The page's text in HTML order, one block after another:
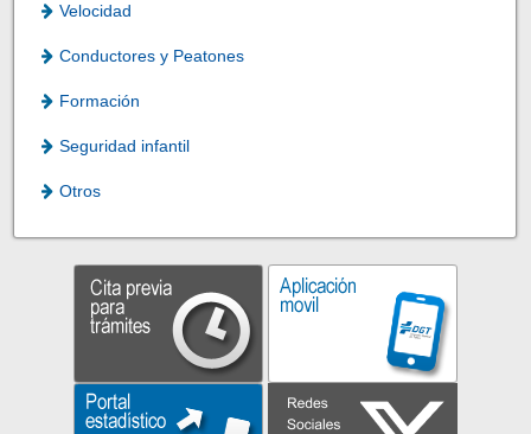
Velocidad
Conductores y Peatones
Formación
Seguridad infantil
Otros